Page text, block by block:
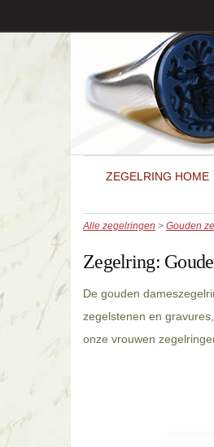
ZEGELRING HOME
Alle zegelringen > Gouden
Zegelring:
De gouden
zegelstenen en
onze vrouwen